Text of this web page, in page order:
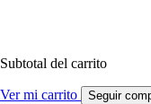
Subtotal del carrito
Ver mi carrito Seguir